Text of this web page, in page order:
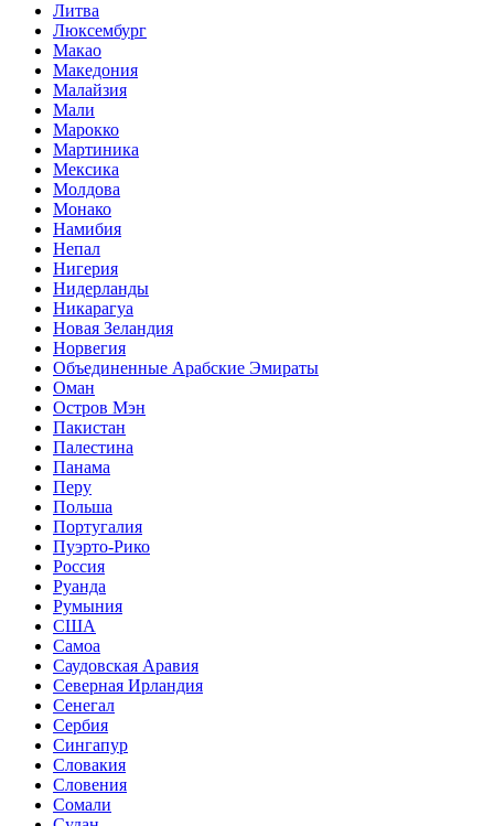
Литва
Люксембург
Макао
Македония
Малайзия
Мали
Марокко
Мартиника
Мексика
Молдова
Монако
Намибия
Непал
Нигерия
Нидерланды
Никарагуа
Новая Зеландия
Норвегия
Объединенные Арабские Эмираты
Оман
Остров Мэн
Пакистан
Палестина
Панама
Перу
Польша
Португалия
Пуэрто-Рико
Россия
Руанда
Румыния
США
Самоа
Саудовская Аравия
Северная Ирландия
Сенегал
Сербия
Сингапур
Словакия
Словения
Сомали